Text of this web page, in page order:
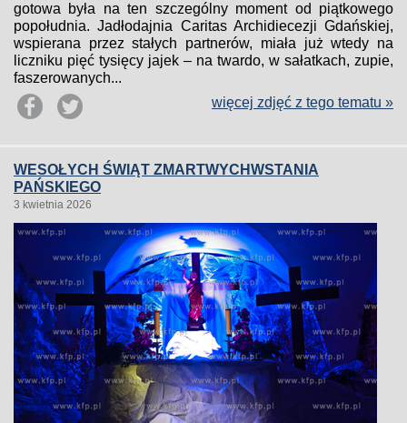
gotowa była na ten szczególny moment od piątkowego
popołudnia. Jadłodajnia Caritas Archidiecezji Gdańskiej,
wspierana przez stałych partnerów, miała już wtedy na
liczniku pięć tysięcy jajek – na twardo, w sałatkach, zupie,
faszerowanych...
więcej zdjęć z tego tematu »
WESOŁYCH ŚWIĄT ZMARTWYCHWSTANIA
PAŃSKIEGO
3 kwietnia 2026